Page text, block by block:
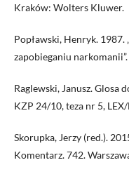
Kraków: Wolters Kluwer.
Popławski, Henryk.
zapobieganiu
Raglewski, Janusz. Glosa
KZP 24/10, teza nr 5,
Skorupka, Jerzy (red.).
Komentarz. 742.